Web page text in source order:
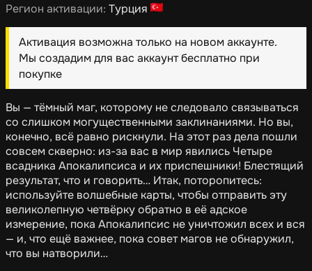
Регион активации: Турция
Активация возможна только на новом аккаунте.
Мы создадим для вас аккаунт бесплатно при
покупке
Вы — тёмный маг, которому не следовало связываться
со слишком могущественными заклинаниями. Но вы,
конечно, всё равно рискнули. На этот раз дела пошли
совсем скверно: из-за вас в мир явились Четыре
всадника Апокалипсиса и их приспешники! Блестящий
результат, что и говорить… Итак, поторопитесь:
используйте волшебные карты, чтобы отправить эту
великолепную четвёрку обратно в её адское
измерение, пока Апокалипсис не уничтожил всех и вся
— и, что ещё важнее, пока совет магов не обнаружил,
что вы натворили…